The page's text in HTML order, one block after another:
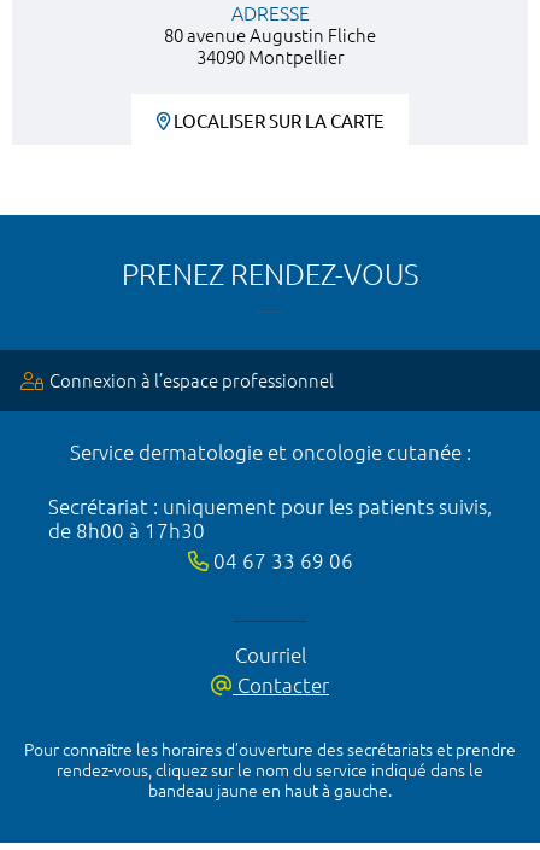
ADRESSE
80 avenue Augustin Fliche
34090 Montpellier
LOCALISER SUR LA CARTE
PRENEZ RENDEZ-VOUS
Connexion à l’espace professionnel
Service dermatologie et oncologie cutanée :
Secrétariat : uniquement pour les patients suivis,
de 8h00 à 17h30
04 67 33 69 06
Courriel
Contacter
Pour connaître les horaires d’ouverture des secrétariats et prendre
rendez-vous, cliquez sur le nom du service indiqué dans le
bandeau jaune en haut à gauche.